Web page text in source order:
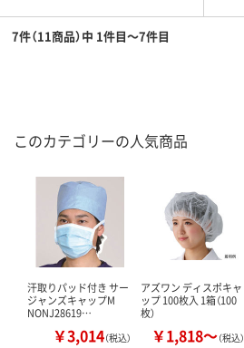
7件（11商品）中 1件目～7件目
このカテゴリーの人気商品
汗取りパッド付き サー
ジャンズキャップM
NONJ28619…
￥3,014（税込）
アズワン ディスポキャ
ップ 100枚入 1箱（100
枚）
￥1,818～（税込）